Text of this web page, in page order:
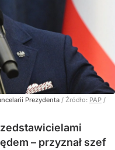
Prezydenta / Źródło: PAP /
– przyznał szef